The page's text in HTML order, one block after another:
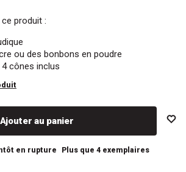
produit :
ou des bonbons en poudre
cônes inclus
Ajouter au panier
en rupture Plus que 4 exemplaires